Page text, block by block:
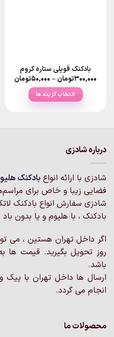
بادکنک فویلی ستاره کروم
۳۰۰,۰۰۰تومان–۵۰,۰۰۰تومانPrice
انتخاب گزینه ها
گزینه
ها
ممکن
است
در
صفحه
محصول
انتخاب
درباره شادزی
شادزی با ارائه انواع بادکنک‌
فضایی زیبا و خاص برای
شادزی سفارش انواع بادکنک
بادکنک ، با هلیوم و یا بدون
روز تحویل بگیرید. قیمت
باشد.
ارسال ها داخل تهران با پیک
انجام می گردد.
محصولات ما